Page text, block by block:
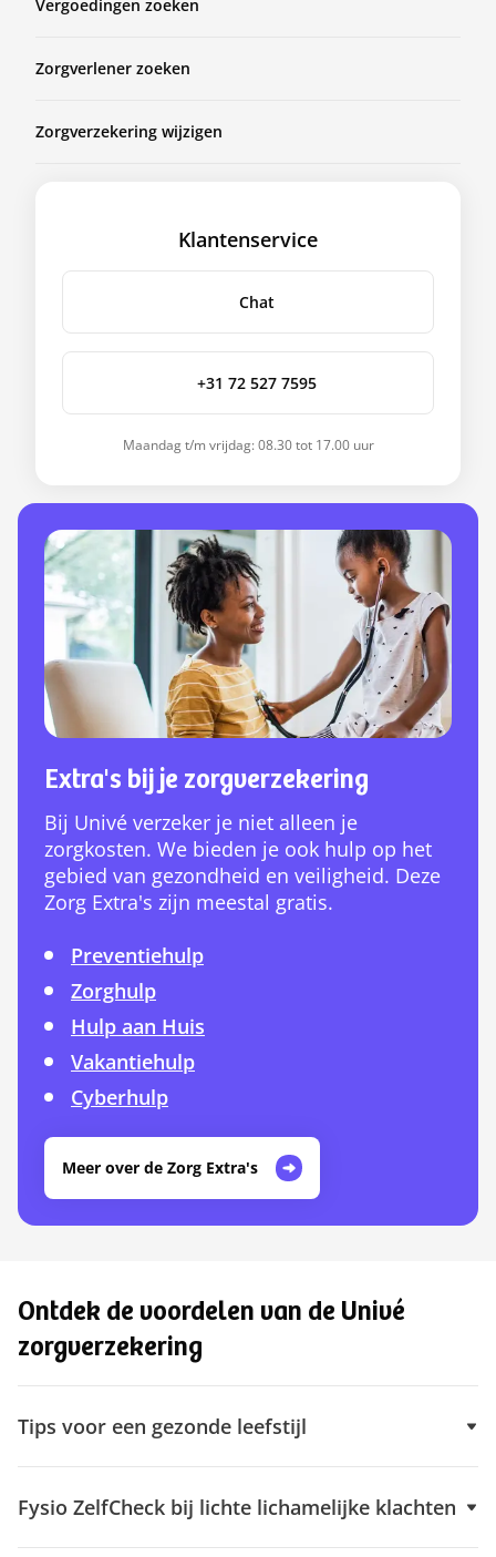
Vergoedingen zoeken
Zorgverlener zoeken
Zorgverzekering wijzigen
Klantenservice
Chat
+31 72 527 7595
Maandag t/m vrijdag: 08.30 tot 17.00 uur
Extra's bij je zorgverzekering
Bij Univé verzeker je niet alleen je
zorgkosten. We bieden je ook hulp op het
gebied van gezondheid en veiligheid. Deze
Zorg Extra's zijn meestal gratis.
Preventiehulp
Zorghulp
Hulp aan Huis
Vakantiehulp
Cyberhulp
Meer over de Zorg Extra's
Ontdek de voordelen van de Univé
zorgverzekering
Tips voor een gezonde leefstijl
Fysio ZelfCheck bij lichte lichamelijke klachten